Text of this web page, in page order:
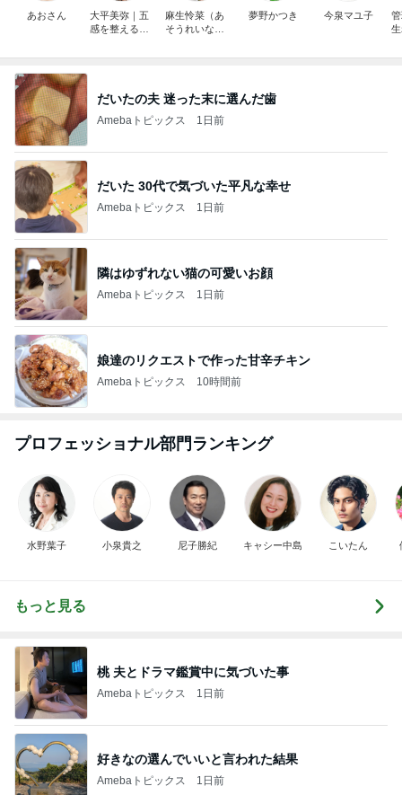
あおさん
大平美弥｜五
感を整えるス
／スパイス料
麻生怜菜（あ
そうれいな）/
はん)研究家・
夢野かつき 今泉マユ子
だいたの夫 迷った末に選んだ歯
Amebaトピックス 1日前
だいた 30代で気づいた平凡な幸せ
Amebaトピックス 1日前
隣はゆずれない猫の可愛いお顔
Amebaトピックス 1日前
娘達のリクエストで作った甘辛チキン
Amebaトピックス 10時間前
プロフェッショナル部門ランキング
水野葉子 小泉貴之 尼子勝紀 キャシー中島 こいたん
もっと見る
桃 夫とドラマ鑑賞中に気づいた事
Amebaトピックス 1日前
好きなの選んでいいと言われた結果
Amebaトピックス 1日前